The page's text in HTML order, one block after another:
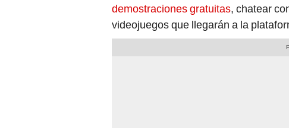
demostraciones gratuitas, chatear
videojuegos que llegarán a la